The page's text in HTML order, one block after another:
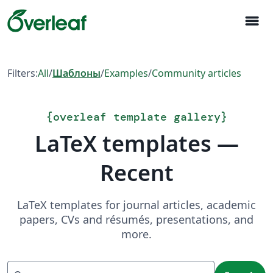
menu
Filters:All/Шаблоны/Examples/Community articles
{overleaf template gallery}
LaTeX templates —
Recent
LaTeX templates for journal articles, academic
papers, CVs and résumés, presentations, and
more.